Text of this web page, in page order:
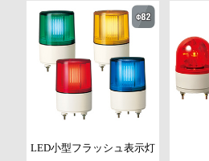
LED小型フラッシュ表示灯